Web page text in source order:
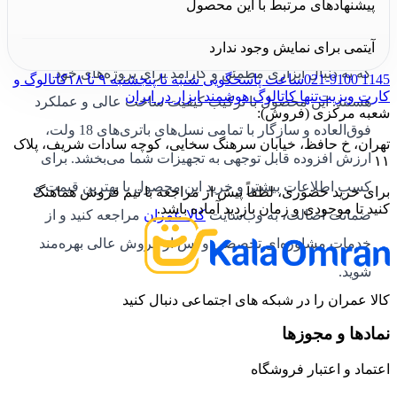
در نهایت،خرید سشوار صنعتی شارژی BHG18-0 آاگ
انتخاب هوشمندانه برای تمامی صنعتگران و حرفه‌ای‌ها است
که به دنبال ابزاری مطمئن و کارآمد برای پروژه‌های خود
هستند. این محصول با ترکیب کیفیت ساخت عالی و عملکرد
فوق‌العاده و سازگار با تمامی نسل‌های باتری‌های 18 ولت،
ارزش افزوده قابل توجهی به تجهیزات شما می‌بخشد. برای
کسب اطلاعات بیشتر و خرید این محصول با بهترین قیمت و
ضمانت اصالت، به وب‌سایتکالا عمران مراجعه کنید و از
خدمات مشاوره‌ای تخصصی و پس از فروش عالی بهره‌مند
شوید.
پیشنهادهای مرتبط با این محصول
آیتمی برای نمایش وجود ندارد
021-9100 1145ساعت پاسخگویی شنبه تا پنجشنبه ۹ تا ۱۸
کاتالوگ و
کارت ویزیتتنها کاتالوگ هوشمند ابزار در ایران
شعبه مرکزی (فروش):
تهران، خ حافظ، خیابان سرهنگ سخایی، کوچه سادات شریف، پلاک
۱۱
برای خرید حضوری، لطفاً پیش از مراجعه با تیم فروش هماهنگ
کنید تا موجودی و زمان بازدید آماده باشد.
کالا عمران را در شبکه های اجتماعی دنبال کنید
نمادها و مجوزها
اعتماد و اعتبار فروشگاه